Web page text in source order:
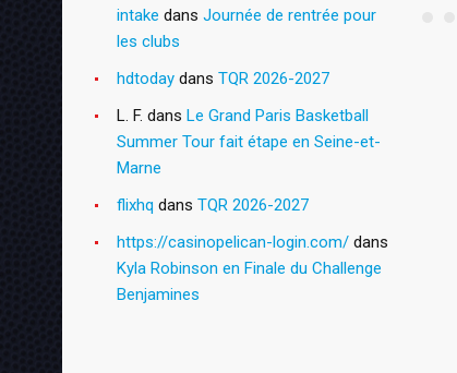
intake dans Journée de rentrée pour
les clubs
hdtoday dans TQR 2026-2027
L. F. dans Le Grand Paris Basketball
Summer Tour fait étape en Seine-et-
Marne
flixhq dans TQR 2026-2027
https://casinopelican-login.com/ dans
Kyla Robinson en Finale du Challenge
Benjamines